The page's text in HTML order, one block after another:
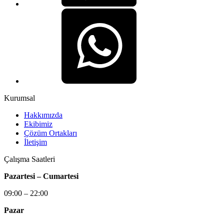
Kurumsal
Hakkımızda
Ekibimiz
Çözüm Ortakları
İletişim
Çalışma Saatleri
Pazartesi – Cumartesi
09:00 – 22:00
Pazar